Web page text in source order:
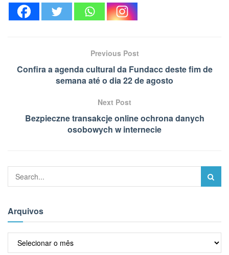
Previous Post
Confira a agenda cultural da Fundacc deste fim de
semana até o dia 22 de agosto
Next Post
Bezpieczne transakcje online ochrona danych
osobowych w internecie
Arquivos
Arquivos